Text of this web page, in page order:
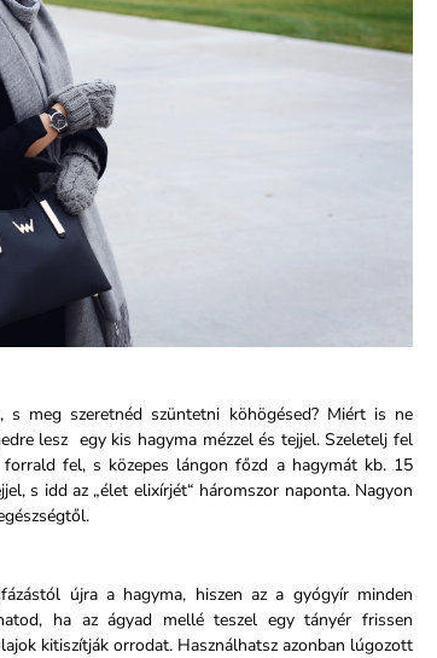
meg szeretnéd szüntetni köhögésed? Miért is ne
lesz egy kis hagyma mézzel és tejjel. Szeletelj fel
fel, s közepes lángon főzd a hagymát kb. 15
s idd az „élet elixírjét“ háromszor naponta. Nagyon
újra a hagyma, hiszen az a gyógyír minden
ha az ágyad mellé teszel egy tányér frissen
kitiszítják orrodat. Használhatsz azonban lúgozott